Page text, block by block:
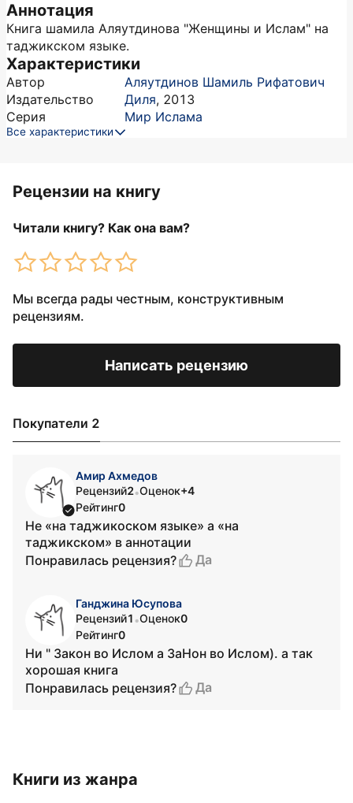
Аннотация
Книга шамила Аляутдинова "Женщины и Ислам" на
таджикском языке.
Характеристики
Автор
Аляутдинов Шамиль Рифатович
Издательство
Диля, 2013
Серия
Мир Ислама
Все характеристики
Рецензии на книгу
Читали книгу? Как она вам?
Мы всегда рады честным, конструктивным
рецензиям.
Написать рецензию
Покупатели 2
Амир Ахмедов
Рецензий2•Оценок+4
Рейтинг0
Не «на таджикоском языке» а «на
таджикском» в аннотации
Понравилась рецензия?
Да
Ганджина Юсупова
Рецензий1 •Оценок0
Рейтинг0
Ни " Закон во Ислом а ЗаНон во Ислом). а так
хорошая книга
Понравилась рецензия?
Да
Книги из жанра